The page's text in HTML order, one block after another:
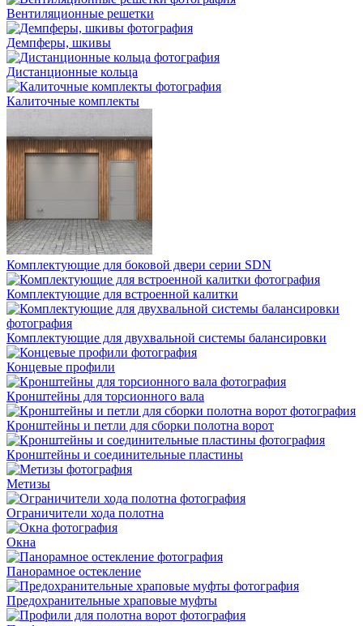
Вентиляционные решетки
Демпферы, шкивы
Дистанционные кольца
Калиточные комплекты
Комплектующие для боковой двери серии SDN
Комплектующие для встроенной калитки
Комплектующие для двухвальной системы балансировки
Концевые профили
Кронштейны для торсионного вала
Кронштейны и петли для сборки полотна ворот
Кронштейны и соединительные пластины
Метизы
Ограничители хода полотна
Окна
Панорамное остекление
Предохранительные храповые муфты